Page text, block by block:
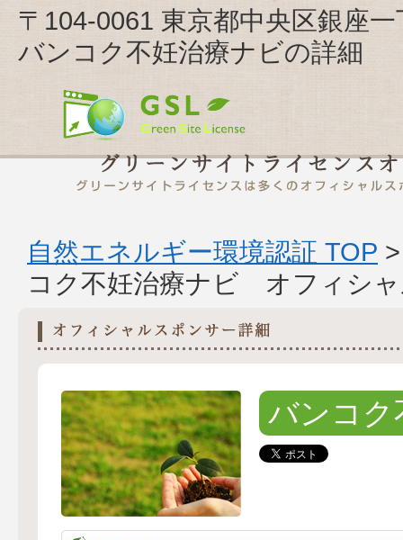
〒104-0061 東京都中央区銀座
バンコク不妊治療ナビの詳細
自然エネルギー環境認証 TOP
コク不妊治療ナビ オフィシ
バンコク